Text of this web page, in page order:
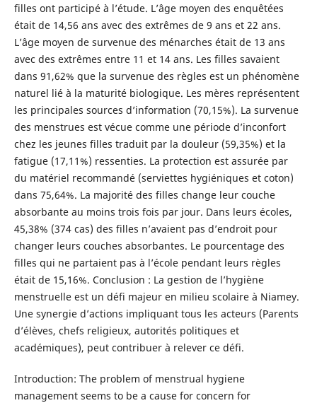
filles ont participé à l’étude. L’âge moyen des enquêtées
était de 14,56 ans avec des extrêmes de 9 ans et 22 ans.
L’âge moyen de survenue des ménarches était de 13 ans
avec des extrêmes entre 11 et 14 ans. Les filles savaient
dans 91,62% que la survenue des règles est un phénomène
naturel lié à la maturité biologique. Les mères représentent
les principales sources d’information (70,15%). La survenue
des menstrues est vécue comme une période d’inconfort
chez les jeunes filles traduit par la douleur (59,35%) et la
fatigue (17,11%) ressenties. La protection est assurée par
du matériel recommandé (serviettes hygiéniques et coton)
dans 75,64%. La majorité des filles change leur couche
absorbante au moins trois fois par jour. Dans leurs écoles,
45,38% (374 cas) des filles n’avaient pas d’endroit pour
changer leurs couches absorbantes. Le pourcentage des
filles qui ne partaient pas à l’école pendant leurs règles
était de 15,16%. Conclusion : La gestion de l’hygiène
menstruelle est un défi majeur en milieu scolaire à Niamey.
Une synergie d’actions impliquant tous les acteurs (Parents
d’élèves, chefs religieux, autorités politiques et
académiques), peut contribuer à relever ce défi.
Introduction: The problem of menstrual hygiene
management seems to be a cause for concern for